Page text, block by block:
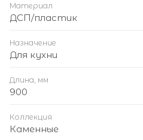
Материал
ДСП/пластик
Назначение
Для кухни
Длина, мм
900
Коллекция
Каменные